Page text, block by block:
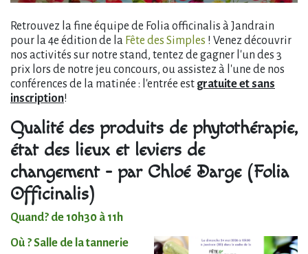
Retrouvez la fine équipe de Folia officinalis à Jandrain
pour la 4e édition de la Fête des Simples ! Venez découvrir
nos activités sur notre stand, tentez de gagner l'un des 3
prix lors de notre jeu concours, ou assistez à l'une de nos
conférences de la matinée : l'entrée est gratuite et sans
inscription!
Qualité des produits de phytothérapie,
état des lieux et leviers de
changement - par Chloé Darge (Folia
Officinalis)
Quand? de 10h30 à 11h
Où ? Salle de la tannerie